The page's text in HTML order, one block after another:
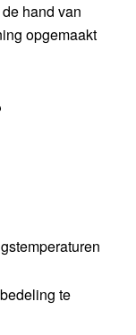
hand van
opgemaakt
te